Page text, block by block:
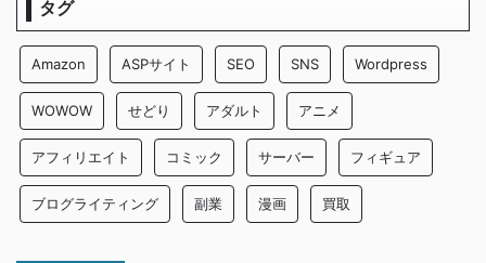
タグ
Amazon ASPサイト SEO SNS Wordpress
WOWOW せどり アダルト アニメ
アフィリエイト コミック サーバー フィギュア
ブログライティング 副業 漫画 買取